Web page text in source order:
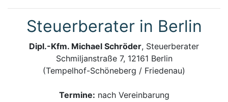
Steuerberater in Berlin
Dipl.-Kfm. Michael Schröder, Steuerberater
Schmiljanstraße 7, 12161 Berlin
(Tempelhof-Schöneberg / Friedenau)
Termine: nach Vereinbarung